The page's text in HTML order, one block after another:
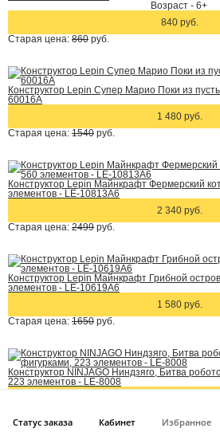
Статус заказа Кабинет Избранное
Возраст - 6+
840 руб.
Старая цена: 860 руб.
Конструктор Lepin Супер Марио Поки из
60016A
1 480 руб.
Старая цена: 1540 руб.
Конструктор Lepin Майнкрафт Фермерский
элементов - LE-10813A6
2 340 руб.
Старая цена: 2499 руб.
Конструктор Lepin Майнкрафт Грибной
элементов - LE-10619A6
1 580 руб.
Старая цена: 1650 руб.
Конструктор NINJAGO Ниндзяго, Битва
223 элементов - LE-8008